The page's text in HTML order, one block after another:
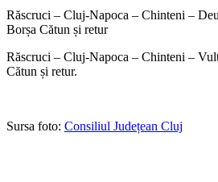
Răscruci – Cluj-Napoca – Chinteni –
Borșa Cătun și retur
Răscruci – Cluj-Napoca – Chinteni –
Cătun și retur.
Sursa foto: Consiliul Județean Cluj